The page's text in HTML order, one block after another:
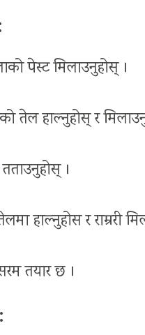
पेस्ट मिलाउनुहोस् ।
तेल हाल्नुहोस् र
।
हाल्नुहोस र राम्ररी
तयार छ ।